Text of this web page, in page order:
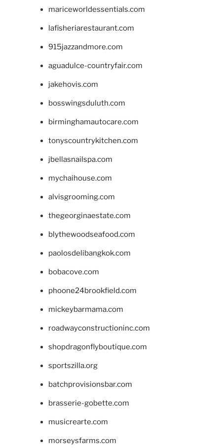
mariceworldessentials.com
lafisheriarestaurant.com
915jazzandmore.com
aguadulce-countryfair.com
jakehovis.com
bosswingsduluth.com
birminghamautocare.com
tonyscountrykitchen.com
jbellasnailspa.com
mychaihouse.com
alvisgrooming.com
thegeorginaestate.com
blythewoodseafood.com
paolosdelibangkok.com
bobacove.com
phoone24brookfield.com
mickeybarmama.com
roadwayconstructioninc.com
shopdragonflyboutique.com
sportszilla.org
batchprovisionsbar.com
brasserie-gobette.com
musicrearte.com
morseysfarms.com